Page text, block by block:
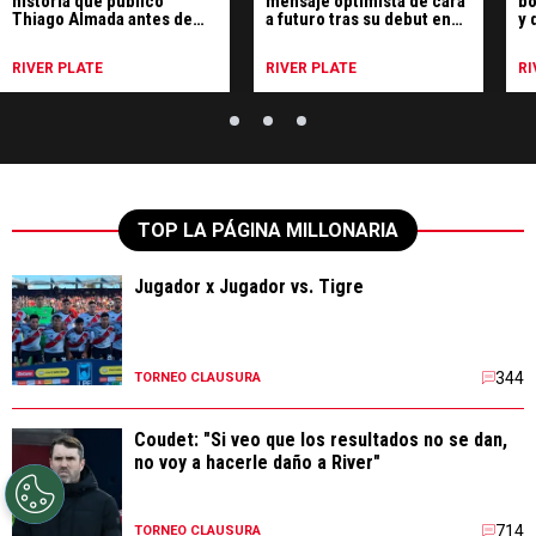
Thiago Almada antes de
RIVER PLATE
a futuro tras su debut en
RIVER PLATE
y
TOP LA PÁGINA MILLONARIA
Jugador x Jugador vs. Tigre
TORNEO CLAUSURA 344
Coudet: "Si veo que los resultados no se dan,
no voy a hacerle daño a River"
TORNEO CLAUSURA 714